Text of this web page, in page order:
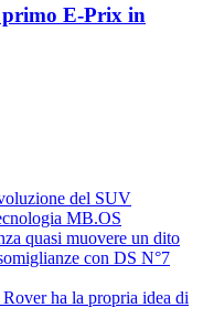
primo E-Prix in
del SUV
MB.OS
quasi muovere un dito
con DS N°7
ha la propria idea di